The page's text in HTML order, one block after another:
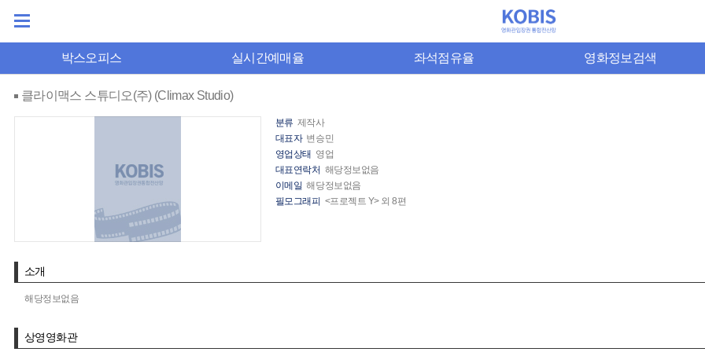
박스오피스 실시간예매율 좌석점유율 영화정보검색
클라이맥스 스튜디오(주) (Climax Studio)
분류 제작사
대표자 변승민
영업상태 영업
대표연락처 해당정보없음
이메일 해당정보없음
필모그래피 <프로젝트 Y> 외 8편
소개
해당정보없음
상영영화관